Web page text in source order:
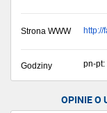
Strona WWW http://
Godziny pn-pt:
OPINIE O